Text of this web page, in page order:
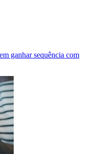
ganhar sequência com